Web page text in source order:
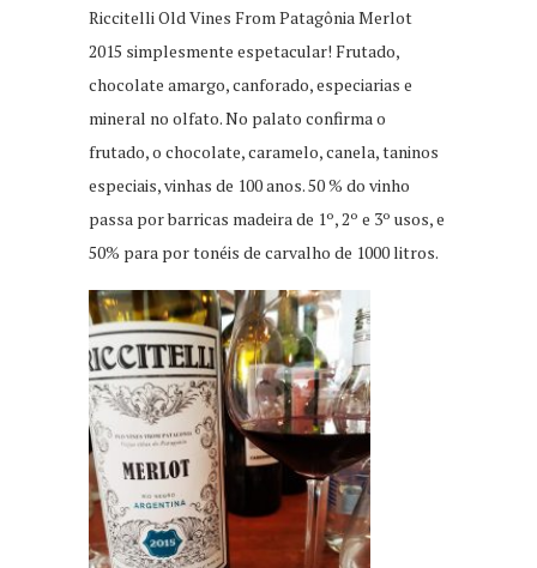
Riccitelli Old Vines From Patagônia Merlot
2015 simplesmente espetacular! Frutado,
chocolate amargo, canforado, especiarias e
mineral no olfato. No palato confirma o
frutado, o chocolate, caramelo, canela, taninos
especiais, vinhas de 100 anos. 50 % do vinho
passa por barricas madeira de 1º, 2º e 3º usos, e
50% para por tonéis de carvalho de 1000 litros.